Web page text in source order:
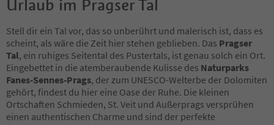
Urlaub im Pragser Tal
Stell dir ein Tal vor, das so unberührt und malerisch ist, dass es
scheint, als wäre die Zeit hier stehen geblieben. Das Pragser
Tal, ein ruhiges Seitental des Pustertals, ist genau solch ein Ort.
Eingebettet in die atemberaubende Kulisse des Naturparks
Fanes-Sennes-Prags, der zum UNESCO-Welterbe der Dolomiten
gehört, findest du hier eine Oase der Ruhe. Die kleinen
Ortschaften Schmieden, St. Veit und Außerprags versprühen
einen authentischen Charme und sind der perfekte